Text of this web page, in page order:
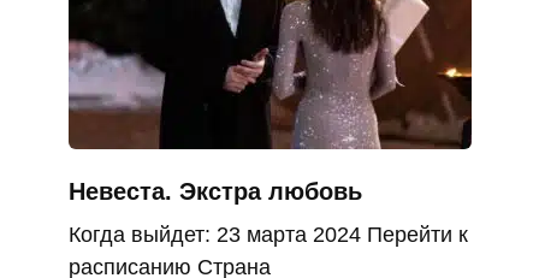
Невеста. Экстра любовь
Когда выйдет: 23 марта 2024 Перейти к
расписанию Страна